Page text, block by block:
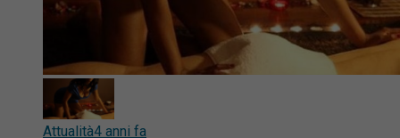
Attualità4 anni fa